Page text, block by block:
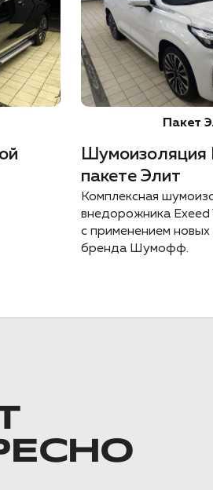
Пакет
Шумоизоляция
пакете Элит
Комплексная
внедорожника Exeed
с применением
бренда Шумофф.